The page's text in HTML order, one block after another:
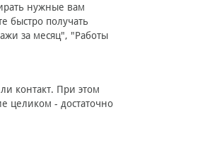
нужные вам
быстро получать
за месяц", "Работы
контакт. При этом
целиком - достаточно